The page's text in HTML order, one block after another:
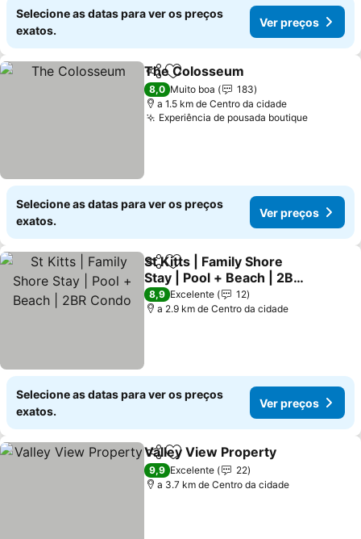
Selecione as datas para ver os preços
exatos.
Ver preços
PartilharAdicionar aos favoritos
The Colosseum
8,0 Muito boa
183
a 1.5 km de Centro da cidade
Experiência de pousada boutiqueVer
Selecione as datas para ver os preços
exatos.
Ver preços
PartilharAdicionar aos favoritos
St Kitts | Family Shore
Stay | Pool + Beach | 2BR
Condo
Ver preços
8,9 Excelente
12
a 2.9 km de Centro da cidade
Selecione as datas para ver os preços
exatos.
Ver preços
PartilharAdicionar aos favoritos
Valley View Property
9,9 Excelente
22
a 3.7 km de Centro da cidade